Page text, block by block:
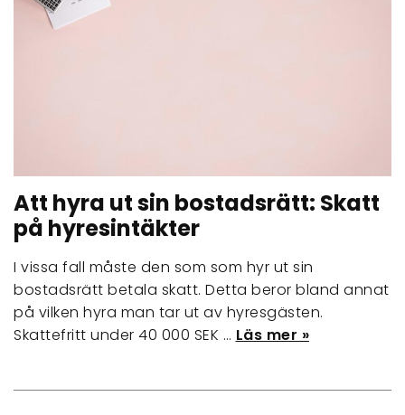
Att hyra ut sin bostadsrätt: Skatt
på hyresintäkter
I vissa fall måste den som som hyr ut sin
bostadsrätt betala skatt. Detta beror bland annat
på vilken hyra man tar ut av hyresgästen.
Skattefritt under 40 000 SEK … Läs mer »